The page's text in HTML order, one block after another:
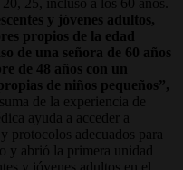
y jóvenes adultos,
propios de la edad
de una señora de 60 años
de 48 años con un
de niños pequeños”,
suma de la experiencia de
ayuda a acceder a
protocolos adecuados para
y abrió la primera unidad
y jóvenes adultos en el